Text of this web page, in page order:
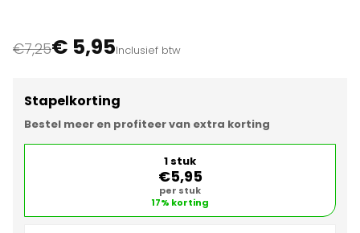
€7,25€ 5,95Inclusief btw
Stapelkorting
Bestel meer en profiteer van extra korting
1 stuk
€5,95
per stuk
17% korting